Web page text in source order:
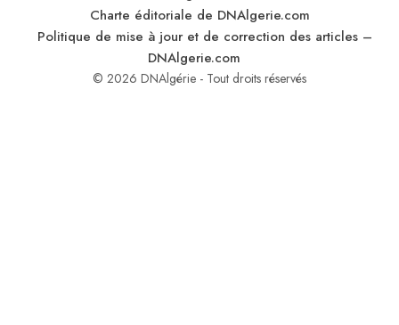
Charte éditoriale de DNAlgerie.com
Politique de mise à jour et de correction des articles –
DNAlgerie.com
© 2026 DNAlgérie - Tout droits réservés